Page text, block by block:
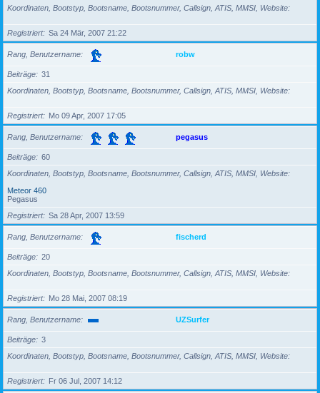
Koordinaten, Bootstyp, Bootsname, Bootsnummer, Callsign, ATIS, MMSI, Website
Registriert Sa 24 Mär, 2007 21:22
Rang, Benutzername robw
Beiträge
31
Koordinaten, Bootstyp, Bootsname, Bootsnummer, Callsign, ATIS, MMSI, Website
Registriert Mo 09 Apr, 2007 17:05
Rang, Benutzername pegasus
Beiträge
60
Koordinaten, Bootstyp, Bootsname, Bootsnummer, Callsign, ATIS, MMSI, Website
Meteor 460
Pegasus
Registriert
Sa 28 Apr, 2007 13:59
Rang, Benutzername fischerd
Beiträge
20
Koordinaten, Bootstyp, Bootsname, Bootsnummer, Callsign, ATIS, MMSI, Website
Registriert Mo 28 Mai, 2007 08:19
Rang, Benutzername UZSurfer
Beiträge
3
Koordinaten, Bootstyp, Bootsname, Bootsnummer, Callsign, ATIS, MMSI, Website
Registriert Fr 06 Jul, 2007 14:12